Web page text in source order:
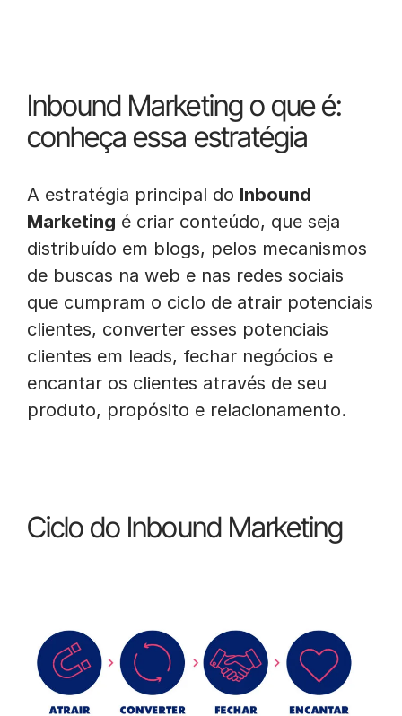
Inbound Marketing o que é:
conheça essa estratégia
A estratégia principal do Inbound
Marketing é criar conteúdo, que seja
distribuído em blogs, pelos mecanismos
de buscas na web e nas redes sociais
que cumpram o ciclo de atrair potenciais
clientes, converter esses potenciais
clientes em leads, fechar negócios e
encantar os clientes através de seu
produto, propósito e relacionamento.
Ciclo do Inbound Marketing